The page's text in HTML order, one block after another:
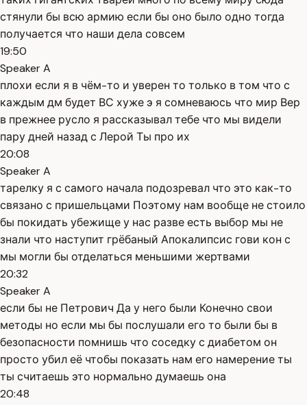
стянули бы всю армию если бы оно было одно тогда
получается что наши дела совсем
19:50
Speaker A
плохи если я в чём-то и уверен то только в том что с
каждым дм будет ВС хуже э я сомневаюсь что мир Вер
в прежнее русло я рассказывал тебе что мы видели
пару дней назад с Лерой Ты про их
20:08
Speaker A
тарелку я с самого начала подозревал что это как-то
связано с пришельцами Поэтому нам вообще не стоило
бы покидать убежище у нас разве есть выбор мы не
знали что наступит грёбаный Апокалипсис гови кон с
мы могли бы отделаться меньшими жертвами
20:32
Speaker A
если бы не Петрович Да у него были Конечно свои
методы но если мы бы послушали его то были бы в
безопасности помнишь что соседку с диабетом он
просто убил её чтобы показать нам его намерение ты
ты считаешь это нормально думаешь она
20:48